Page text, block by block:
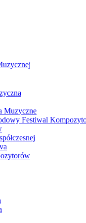
Muzyczne
Festiwal